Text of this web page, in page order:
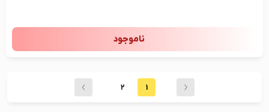
ناموجود
1
2